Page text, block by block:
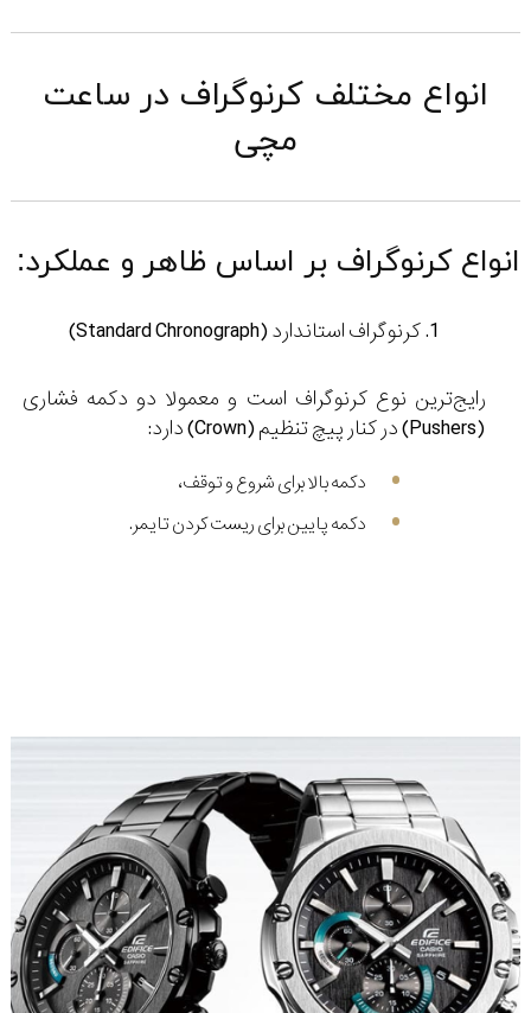
انواع مختلف کرنوگراف در ساعت
مچی
انواع کرنوگراف بر اساس ظاهر و عملکرد:
1. کرنوگراف استاندارد (Standard Chronograph)
رایج‌ترین نوع کرنوگراف است و معمولا دو دکمه فشاری
(Pushers) در کنار پیچ تنظیم (Crown) دارد:
دکمه بالا برای شروع و توقف،
دکمه پایین برای ریست کردن تایمر.